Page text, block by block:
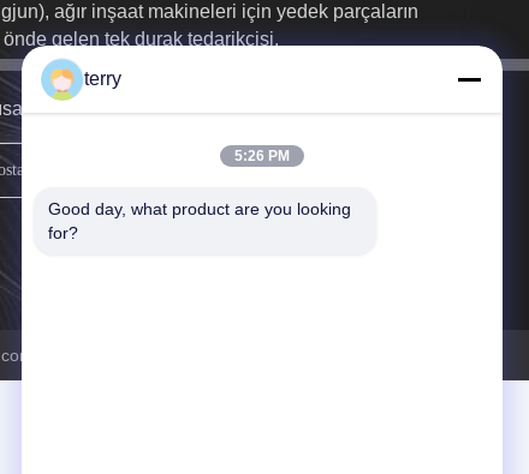
ağır inşaat makineleri için yedek parçaların
gelen tek durak tedarikçisi.
sürede size geri döneceğiz.
. Her hakkı saklıdır.
terry
5:26 PM
Good day, what product are you looking
for?